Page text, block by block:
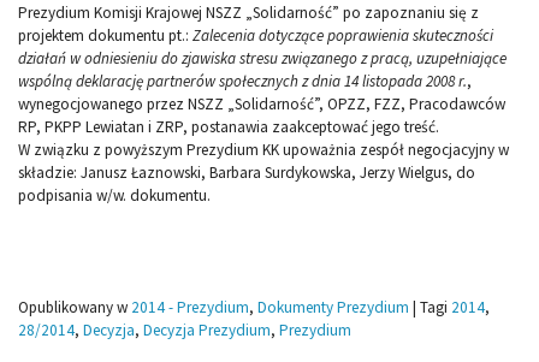
Prezydium Komisji Krajowej NSZZ „Solidarność” po zapoznaniu się z
projektem dokumentu pt.: Zalecenia dotyczące poprawienia skuteczności
działań w odniesieniu do zjawiska stresu związanego z pracą, uzupełniające
wspólną deklarację partnerów społecznych z dnia 14 listopada 2008 r.,
wynegocjowanego przez NSZZ „Solidarność”, OPZZ, FZZ, Pracodawców
RP, PKPP Lewiatan i ZRP, postanawia zaakceptować jego treść.
W związku z powyższym Prezydium KK upoważnia zespół negocjacyjny w
składzie: Janusz Łaznowski, Barbara Surdykowska, Jerzy Wielgus, do
podpisania w/w. dokumentu.
Opublikowany w 2014 - Prezydium, Dokumenty Prezydium | Tagi 2014,
28/2014, Decyzja, Decyzja Prezydium, Prezydium